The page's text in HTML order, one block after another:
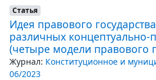
Статья
Идея правового
различных
(четыре модели правового
Журнал: Конституционное и
06/2023